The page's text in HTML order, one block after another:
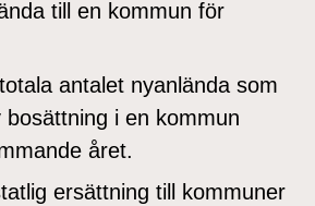
till en kommun för
antalet nyanlända som
bosättning i en kommun
året.
ersättning till kommuner